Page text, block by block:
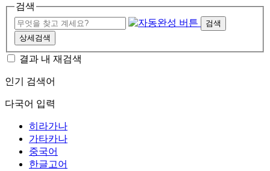
검색
검색
상세검색
결과 내 재검색
인기 검색어
다국어 입력
히라가나
가타카나
중국어
한글고어